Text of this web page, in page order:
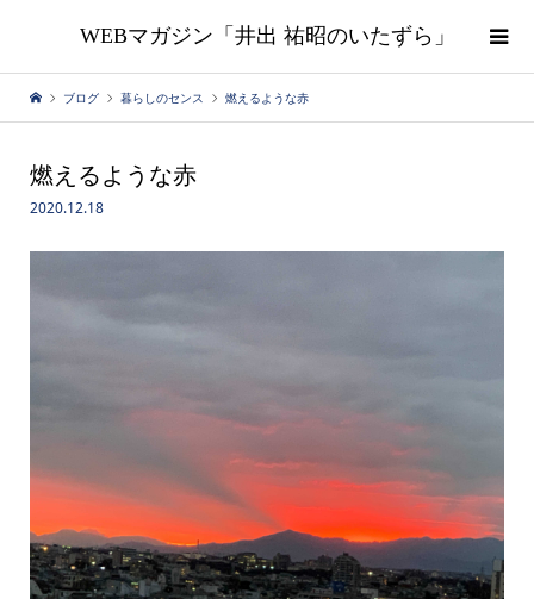
WEBマガジン「井出 祐昭のいたずら」
ブログ 暮らしのセンス 燃えるような赤
燃えるような赤
2020.12.18